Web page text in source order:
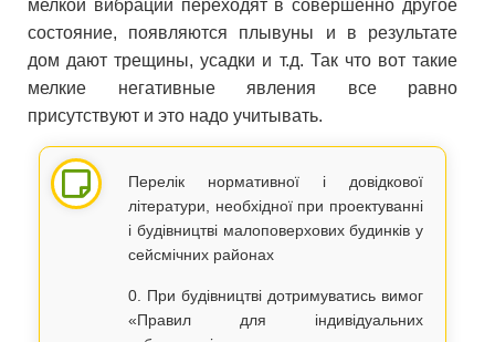
мелкой вибрации переходят в совершенно другое
состояние, появляются плывуны и в результате
дом дают трещины, усадки и т.д. Так что вот такие
мелкие негативные явления все равно
присутствуют и это надо учитывать.
Перелік нормативної і довідкової
літератури, необхідної при проектуванні
і будівництві малоповерхових будинків у
сейсмічних районах
0. При будівництві дотримуватись вимог
«Правил для індивідуальних